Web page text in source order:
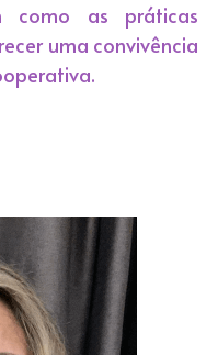
como as práticas
uma convivência